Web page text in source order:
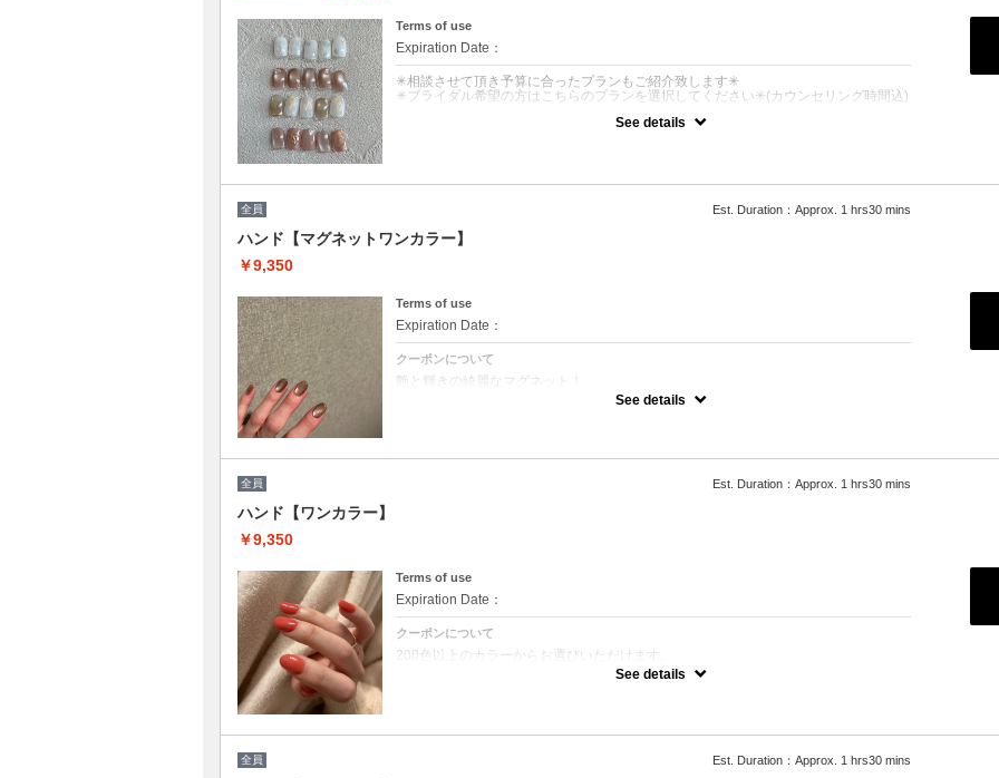
Terms of use
Expiration Date：
✳︎相談させて頂き予算に合ったプランもご紹介致します✳︎
✳︎ブライダル希望の方はこちらのプランを選択してください✳︎(カウンセリング時間込)
メニュー変更当日可能◎
ドレスのお写真を見ながらデザインや料金も相談しながら決められます。
※他割引併用不可
See details
全員 Est. Duration：Approx. 1 hrs30 mins
ハンド【マグネットワンカラー】
￥9,350
Terms of use
Expiration Date：
クーポンについて
艶と輝きの綺麗なマグネット！
See details
全員 Est. Duration：Approx. 1 hrs30 mins
ハンド【ワンカラー】
￥9,350
Terms of use
Expiration Date：
クーポンについて
200色以上のカラーからお選びいただけます。
See details
全員 Est. Duration：Approx. 1 hrs30 mins